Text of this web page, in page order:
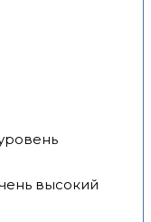
высокий